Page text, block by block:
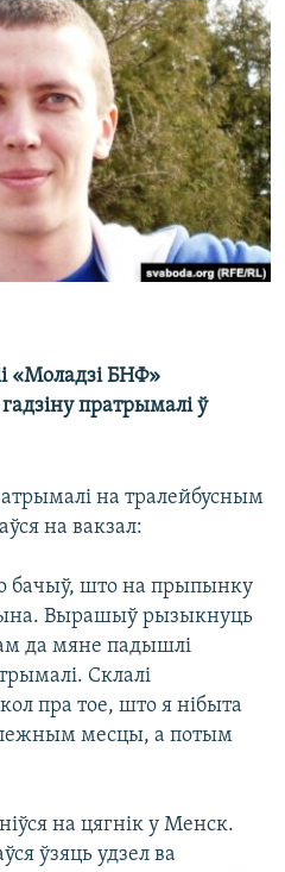
«Моладзі БНФ»
пратрымалі ў
на тралейбусным
на вакзал:
бачыў, што на прыпынку
Вырашыў рызыкнуць
да мяне падышлі
Склалі
пра тое, што я нібыта
месцы, а потым
на цягнік у Менск.
ўзяць удзел ва